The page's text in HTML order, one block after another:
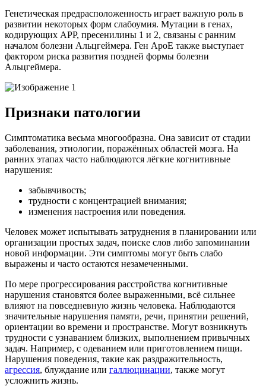
Генетическая предрасположенность играет важную роль в
развитии некоторых форм слабоумия. Мутации в генах,
кодирующих APP, пресенилины 1 и 2, связаны с ранним
началом болезни Альцгеймера. Ген ApoE также выступает
фактором риска развития поздней формы болезни
Альцгеймера.
Признаки патологии
Симптоматика весьма многообразна. Она зависит от стадии
заболевания, этиологии, поражённых областей мозга. На
ранних этапах часто наблюдаются лёгкие когнитивные
нарушения:
забывчивость;
трудности с концентрацией внимания;
изменения настроения или поведения.
Человек может испытывать затруднения в планировании или
организации простых задач, поиске слов либо запоминании
новой информации. Эти симптомы могут быть слабо
выражены и часто остаются незамеченными.
По мере прогрессирования расстройства когнитивные
нарушения становятся более выраженными, всё сильнее
влияют на повседневную жизнь человека. Наблюдаются
значительные нарушения памяти, речи, принятии решений,
ориентации во времени и пространстве. Могут возникнуть
трудности с узнаванием близких, выполнением привычных
задач. Например, с одеванием или приготовлением пищи.
Нарушения поведения, такие как раздражительность,
агрессия, блуждание или галлюцинации, также могут
усложнить жизнь.